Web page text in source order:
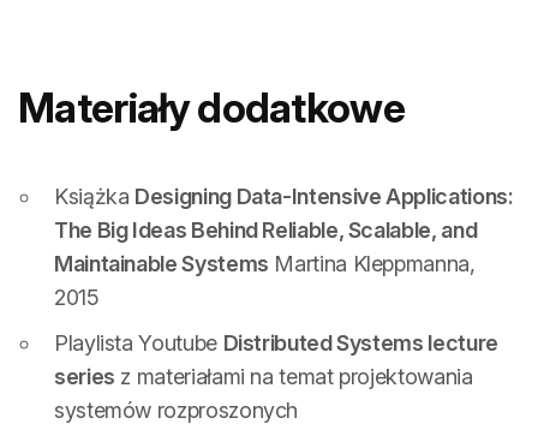
Materiały dodatkowe
Książka Designing Data-Intensive Applications:
The Big Ideas Behind Reliable, Scalable, and
Maintainable Systems Martina Kleppmanna,
2015
Playlista Youtube Distributed Systems lecture
series z materiałami na temat projektowania
systemów rozproszonych